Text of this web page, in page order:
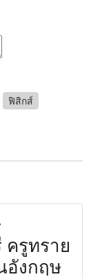
ฟิสิกส์
รูทราย
อังกฤษ